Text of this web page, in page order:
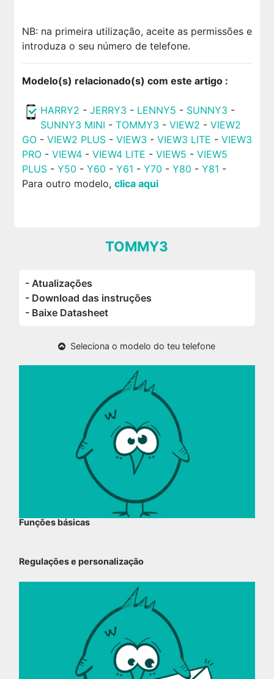
NB: na primeira utilização, aceite as permissões e
introduza o seu número de telefone.
Modelo(s) relacionado(s) com este artigo :
HARRY2 - JERRY3 - LENNY5 - SUNNY3 -
SUNNY3 MINI - TOMMY3 - VIEW2 - VIEW2
GO- VIEW2 PLUS- VIEW3 - VIEW3 LITE - VIEW3
PRO- VIEW4- VIEW4 LITE - VIEW5 - VIEW5
PLUS- Y50 - Y60 - Y61 - Y70 - Y80 - Y81 -
Para outro modelo, clica aqui
TOMMY3
- Atualizações
- Download das instruções
- Baixe Datasheet
Seleciona o modelo do teu telefone
Funções básicas
Regulações e personalização